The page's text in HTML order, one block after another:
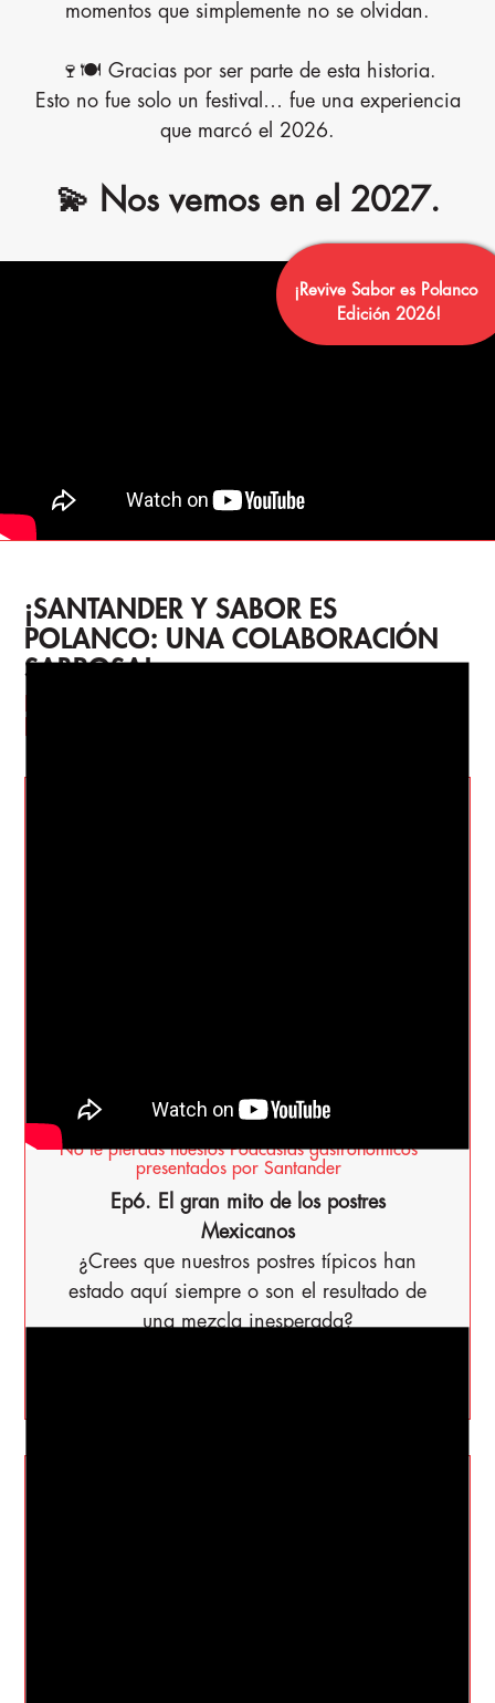
Detalles del evento
Sobre Nosotros
Blog
momentos que simplemente no se olvidan.
🍷🍽️ Gracias por ser parte de esta historia.
Esto no fue solo un festival… fue una experiencia
que marcó el 2026.
💫 Nos vemos en el 2027.
¡Revive Sabor es Polanco
Edición 2026!
¡SANTANDER Y SABOR ES
POLANCO: UNA COLABORACIÓN
SABROSA!
SONOROS
No te pierdas nuestos Podcastas gastronomicos
presentados por Santander
Ep6. El gran mito de los postres
Mexicanos
¿Crees que nuestros postres típicos han
estado aquí siempre o son el resultado de
una mezcla inesperada?